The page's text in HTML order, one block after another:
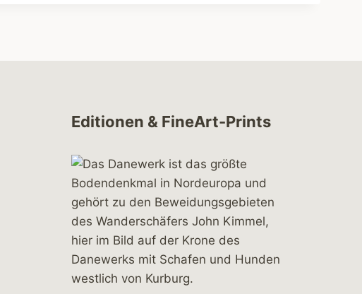
Editionen & FineArt-Prints